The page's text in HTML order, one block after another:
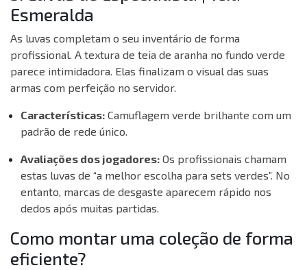
Esmeralda
As luvas completam o seu inventário de forma
profissional. A textura de teia de aranha no fundo verde
parece intimidadora. Elas finalizam o visual das suas
armas com perfeição no servidor.
Características: Camuflagem verde brilhante com um
padrão de rede único.
Avaliações dos jogadores: Os profissionais chamam
estas luvas de “a melhor escolha para sets verdes”. No
entanto, marcas de desgaste aparecem rápido nos
dedos após muitas partidas.
Como montar uma coleção de forma
eficiente?